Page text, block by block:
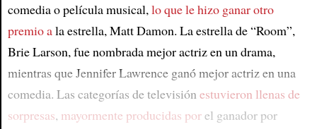
comedia o película musical,lo que le hizo ganar otro
premio ala estrella, Matt Damon. La estrella de “Room”,
Brie Larson, fue nombrada mejor actriz en un drama,
mientras que Jennifer Lawrence ganó mejor actriz en una
comedia. Las categorías de televisión estuvieron llenas de
sorpresas, mayormente producidas porel ganador por